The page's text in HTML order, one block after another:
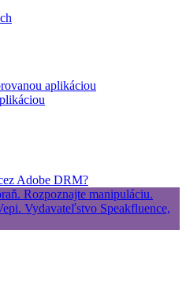
aplikáciou
Adobe DRM?